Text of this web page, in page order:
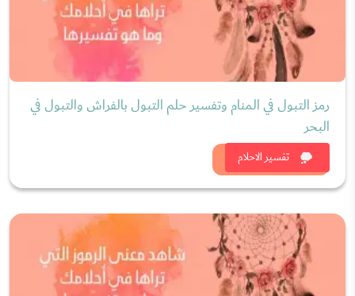
تفسير الاحلام
رمز التبول في المنام وتفسير حلم التبول بالفراش والتبول في
البحر
شاهد الان